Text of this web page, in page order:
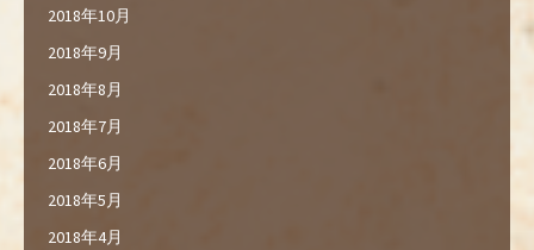
2018年10月
2018年9月
2018年8月
2018年7月
2018年6月
2018年5月
2018年4月